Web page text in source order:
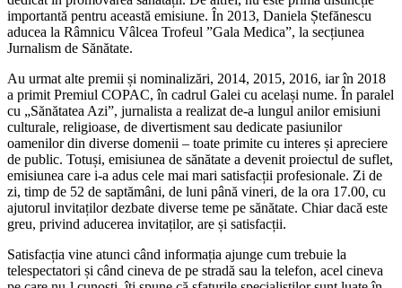
importantă pentru această emisiune. În 2013, Daniela Ștefănescu
aducea la Râmnicu Vâlcea Trofeul ”Gala Medica”, la secțiunea
Jurnalism de Sănătate.
Au urmat alte premii și nominalizări, 2014, 2015, 2016, iar în 2018
a primit Premiul COPAC, în cadrul Galei cu același nume. În paralel
cu „Sănătatea Azi”, jurnalista a realizat de-a lungul anilor emisiuni
culturale, religioase, de divertisment sau dedicate pasiunilor
oamenilor din diverse domenii – toate primite cu interes și apreciere
de public. Totuși, emisiunea de sănătate a devenit proiectul de suflet,
emisiunea care i-a adus cele mai mari satisfacții profesionale. Zi de
zi, timp de 52 de saptămâni, de luni până vineri, de la ora 17.00, cu
ajutorul invitaților dezbate diverse teme pe sănătate. Chiar dacă este
greu, privind aducerea invitaților, are și satisfacții.
Satisfacția vine atunci când informația ajunge cum trebuie la
telespectatori și când cineva de pe stradă sau la telefon, acel cineva